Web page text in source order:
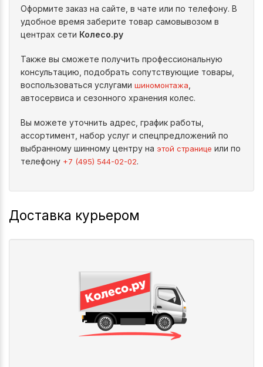
Оформите заказ на сайте, в чате или по телефону. В
удобное время заберите товар самовывозом в
центрах сети Колесо.ру
Также вы сможете получить профессиональную
консультацию, подобрать сопутствующие товары,
воспользоваться услугами шиномонтажа
автосервиса и сезонного хранения колес.
Вы можете уточнить адрес, график работы,
ассортимент, набор услуг и спецпредложений по
выбранному шинному центру на этой странице или по
телефону +7 (495) 544-02-02.
Доставка курьером